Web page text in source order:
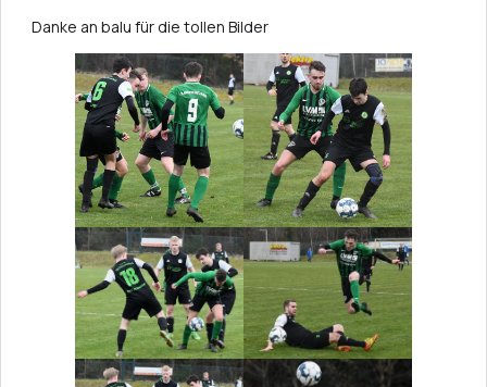
Danke an balu für die tollen Bilder